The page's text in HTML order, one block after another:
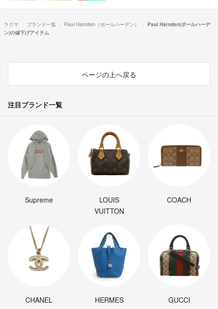
ラクマ ブランド一覧 Paul Harnden（ポールハーデン）
Paul Harnden(ポールハーデ
ン)の値下げアイテム
ページの上へ戻る
注目ブランド一覧
Supreme
LOUIS
VUITTON
COACH
CHANEL HERMES GUCCI